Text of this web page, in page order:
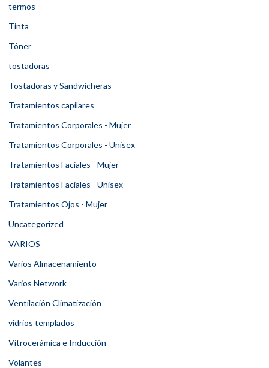
termos
Tinta
Tóner
tostadoras
Tostadoras y Sandwicheras
Tratamientos capilares
Tratamientos Corporales - Mujer
Tratamientos Corporales - Unisex
Tratamientos Faciales - Mujer
Tratamientos Faciales - Unisex
Tratamientos Ojos - Mujer
Uncategorized
VARIOS
Varios Almacenamiento
Varios Network
Ventilación Climatización
vidrios templados
Vitrocerámica e Inducción
Volantes